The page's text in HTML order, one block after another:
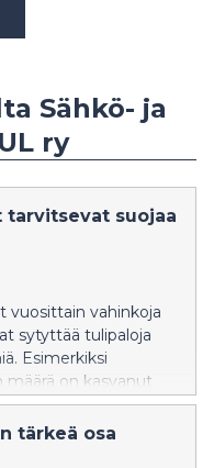
Sähkö- ja
ry
suojaa
vuosittain vahinkoja
sytyttää tulipaloja
Esimerkiksi
määrä on kasvanut
ylijännitteille.
ja johtaa
tärkeä osa